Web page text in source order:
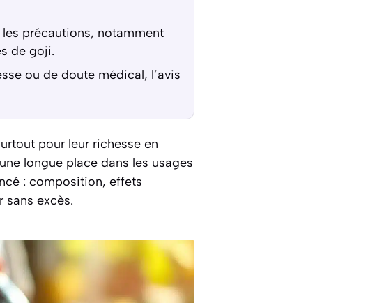
précautions, notamment
de goji.
ou de doute médical, l’avis
pour leur richesse en
longue place dans les usages
: composition, effets
excès.